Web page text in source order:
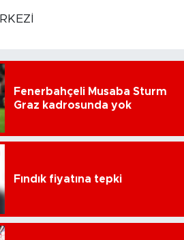
Fenerbahçeli Musaba Sturm
Graz kadrosunda yok
Fındık fiyatına tepki